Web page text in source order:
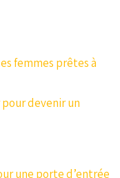
femmes prêtes à
pour devenir un
une porte d’entrée